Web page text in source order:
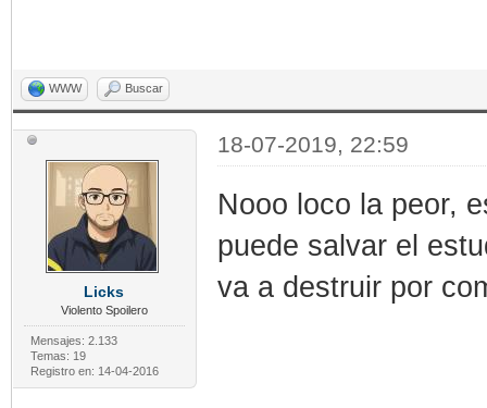
WWW Buscar
Licks
Violento Spoilero
Mensajes: 2.133
Temas: 19
Registro en: 14-04-2016
18-07-2019, 22:59
Nooo loco la peor,
puede salvar el
va a destruir por